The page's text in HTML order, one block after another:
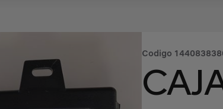
Codigo